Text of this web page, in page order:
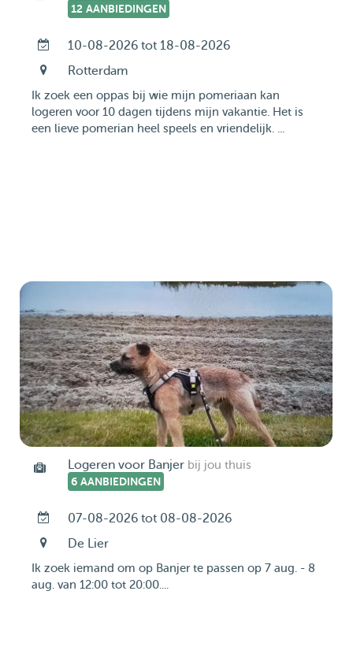
12 AANBIEDINGEN
10-08-2026 tot 18-08-2026
Rotterdam
Ik zoek een oppas bij wie mijn pomeriaan kan
logeren voor 10 dagen tijdens mijn vakantie. Het is
een lieve pomerian heel speels en vriendelijk. ...
Logeren voor Banjer bij jou thuis
6 AANBIEDINGEN
07-08-2026 tot 08-08-2026
De Lier
Ik zoek iemand om op Banjer te passen op 7 aug. - 8
aug. van 12:00 tot 20:00....